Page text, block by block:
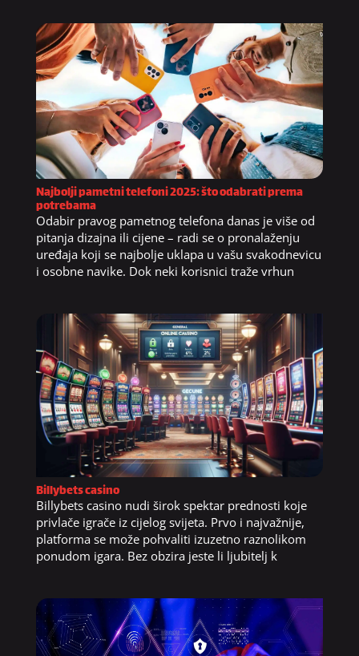
Najbolji pametni telefoni 2025: što odabrati prema
potrebama
Odabir pravog pametnog telefona danas je više od
pitanja dizajna ili cijene – radi se o pronalaženju
uređaja koji se najbolje uklapa u vašu svakodnevicu
i osobne navike. Dok neki korisnici traže vrhun
Billybets casino
Billybets casino nudi širok spektar prednosti koje
privlače igrače iz cijelog svijeta. Prvo i najvažnije,
platforma se može pohvaliti izuzetno raznolikom
ponudom igara. Bez obzira jeste li ljubitelj k